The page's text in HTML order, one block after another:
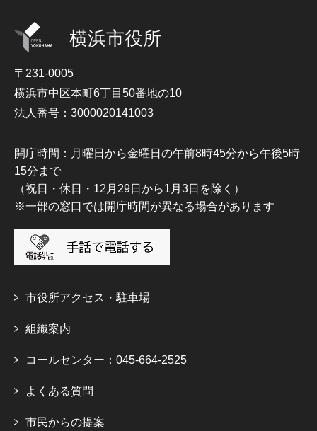
横浜市役所
〒231-0005
横浜市中区本町6丁目50番地の10
法人番号：3000020141003
開庁時間：月曜日から金曜日の午前8時45分から午後5時
15分まで
（祝日・休日・12月29日から1月3日を除く）
※一部の窓口では開庁時間が異なる場合があります
市役所アクセス・駐車場
組織案内
コールセンター：045-664-2525
よくある質問
市民からの提案